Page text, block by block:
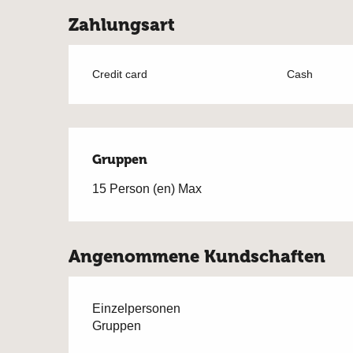
Zahlungsart
Credit card Cash
Gruppen
Gruppen
15 Person (en) Max
Angenommene Kundschaften
Einzelpersonen
Gruppen